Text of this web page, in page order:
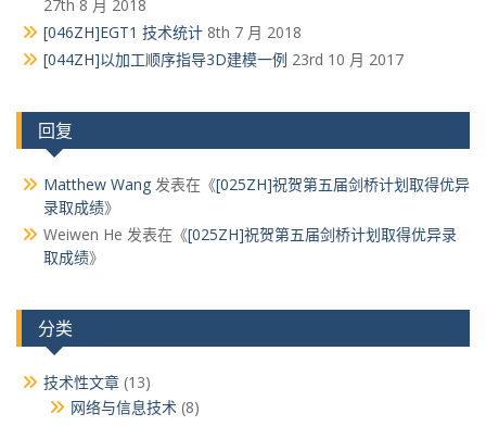
27th 8 月 2018
[046ZH]EGT1 技术统计 8th 7 月 2018
[044ZH]以加工顺序指导3D建模一例 23rd 10 月 2017
回复
Matthew Wang 发表在《[025ZH]祝贺第五届剑桥计划取得优异
录取成绩》
Weiwen He 发表在《[025ZH]祝贺第五届剑桥计划取得优异录
取成绩》
分类
技术性文章 (13)
网络与信息技术 (8)